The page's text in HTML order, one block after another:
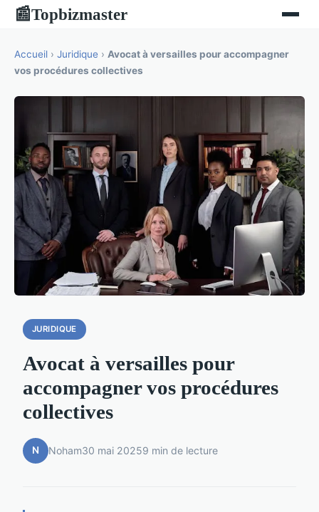
📰Topbizmaster
Accueil › Juridique › Avocat à versailles pour accompagner
vos procédures collectives
JURIDIQUE
Avocat à versailles pour
accompagner vos procédures
collectives
N Noham30 mai 20259 min de lecture